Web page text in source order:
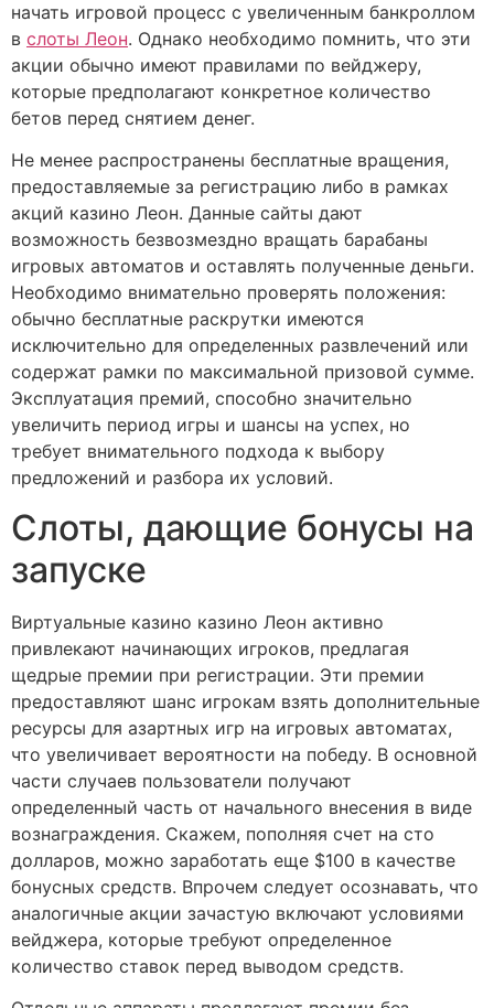
начать игровой процесс с увеличенным банкроллом
в слоты Леон. Однако необходимо помнить, что эти
акции обычно имеют правилами по вейджеру,
которые предполагают конкретное количество
бетов перед снятием денег.
Не менее распространены бесплатные вращения,
предоставляемые за регистрацию либо в рамках
акций казино Леон. Данные сайты дают
возможность безвозмездно вращать барабаны
игровых автоматов и оставлять полученные деньги.
Необходимо внимательно проверять положения:
обычно бесплатные раскрутки имеются
исключительно для определенных развлечений или
содержат рамки по максимальной призовой сумме.
Эксплуатация премий, способно значительно
увеличить период игры и шансы на успех, но
требует внимательного подхода к выбору
предложений и разбора их условий.
Слоты, дающие бонусы на
запуске
Виртуальные казино казино Леон активно
привлекают начинающих игроков, предлагая
щедрые премии при регистрации. Эти премии
предоставляют шанс игрокам взять дополнительные
ресурсы для азартных игр на игровых автоматах,
что увеличивает вероятности на победу. В основной
части случаев пользователи получают
определенный часть от начального внесения в виде
вознаграждения. Скажем, пополняя счет на сто
долларов, можно заработать еще $100 в качестве
бонусных средств. Впрочем следует осознавать, что
аналогичные акции зачастую включают условиями
вейджера, которые требуют определенное
количество ставок перед выводом средств.